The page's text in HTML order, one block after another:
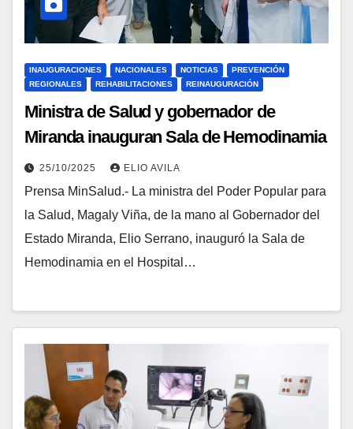
INAUGURACIONES NACIONALES NOTICIAS
PREVENCIÓN
REGIONALES
REHABILITACIONES REINAUGURACIÓN
Ministra de Salud y gobernador de
Miranda inauguran Sala de Hemodinamia
en hospital de los Teques
25/10/2025 ELIO AVILA
Prensa MinSalud.- La ministra del Poder Popular para
la Salud, Magaly Viña, de la mano al Gobernador del
Estado Miranda, Elio Serrano, inauguró la Sala de
Hemodinamia en el Hospital…